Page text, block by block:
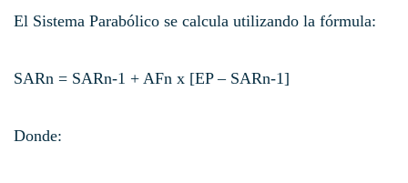
El Sistema Parabólico se calcula utilizando la fórmula:
SARn = SARn-1 + AFn x [EP – SARn-1]
Donde: